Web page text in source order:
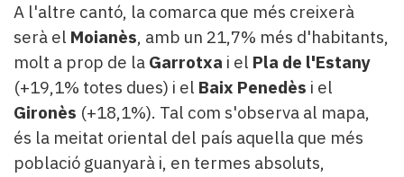
A l'altre cantó, la comarca que més creixerà
serà el Moianès, amb un 21,7% més d'habitants,
molt a prop de la Garrotxa i el Pla de l'Estany
(+19,1% totes dues) i el Baix Penedès i el
Gironès (+18,1%). Tal com s'observa al mapa,
és la meitat oriental del país aquella que més
població guanyarà i, en termes absoluts,